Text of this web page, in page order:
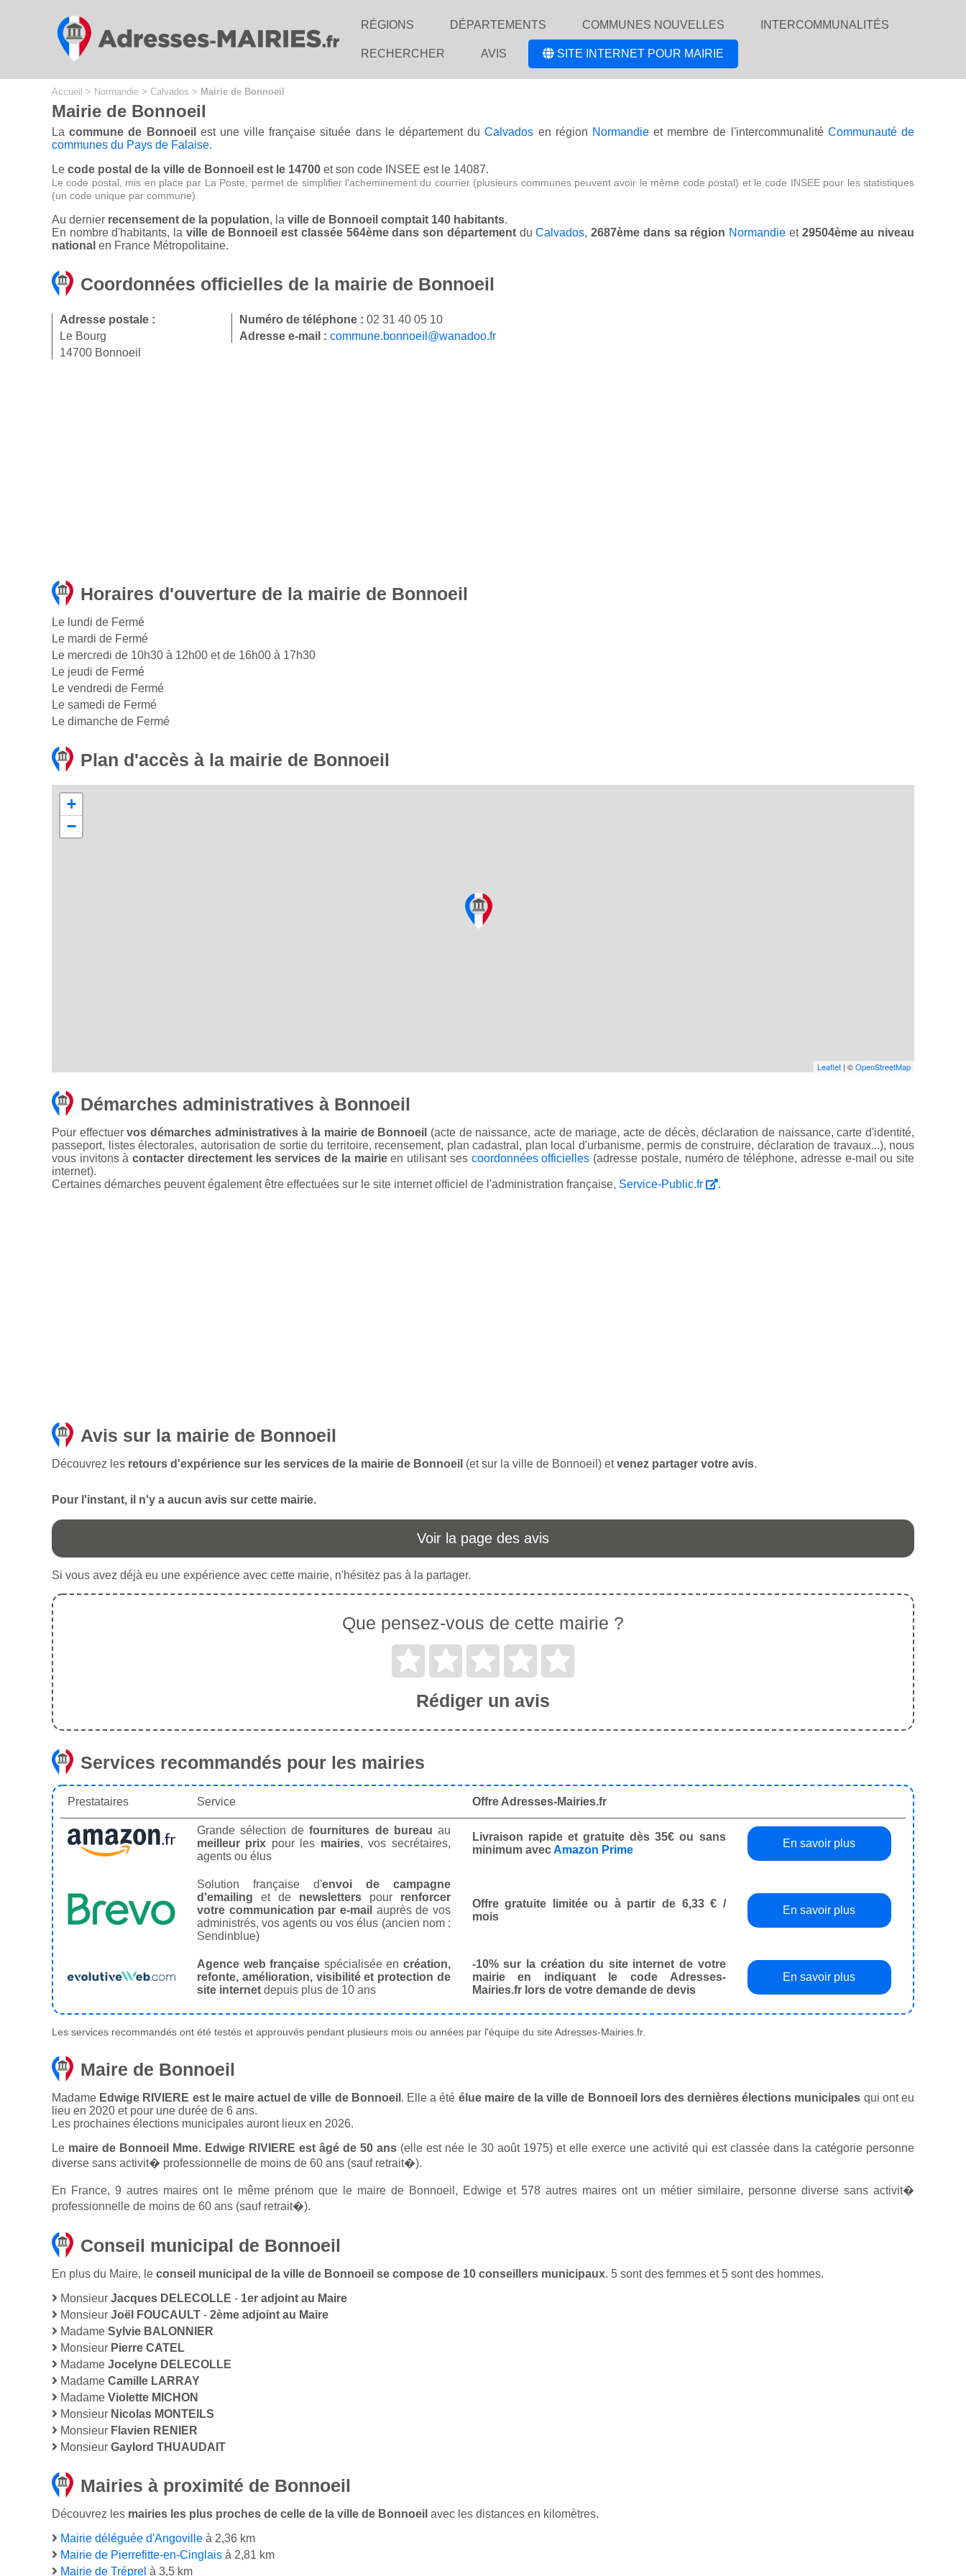
RÉGIONS DÉPARTEMENTS COMMUNES NOUVELLES INTERCOMMUNALITÉS
RECHERCHER AVIS SITE INTERNET POUR MAIRIE
Accueil > Normandie > Calvados > Mairie de Bonnoeil
Mairie de Bonnoeil
Lacommune de Bonnoeil est une ville française située dans le département duCalvados en région Normandieet membre de l'intercommunalité Communauté de
communes du Pays de Falaise.
Le code postal de la ville de Bonnoeil est le 14700 et son code INSEE est le 14087.
Le code postal, mis en place par La Poste, permet de simplifier l'acheminement du courrier (plusieurs communes peuvent avoir le même code postal) et le code INSEE pour les statistiques
(un code unique par commune).
Au dernier recensement de la population, la ville de Bonnoeil comptait 140 habitants.
En nombre d'habitants, la ville de Bonnoeil est classée 564ème dans son départementduCalvados,2687ème dans sa région Normandie et 29504ème au niveau
national en France Métropolitaine.
Coordonnées officielles de la mairie de Bonnoeil
Adresse postale :
Le Bourg
14700 Bonnoeil
Numéro de téléphone : 02 31 40 05 10
Adresse e-mail : commune.bonnoeil@wanadoo.fr
Horaires d'ouverture de la mairie de Bonnoeil
Le lundi de Fermé
Le mardi de Fermé
Le mercredi de 10h30 à 12h00 et de 16h00 à 17h30
Le jeudi de Fermé
Le vendredi de Fermé
Le samedi de Fermé
Le dimanche de Fermé
Plan d'accès à la mairie de Bonnoeil
+
−
Leaflet | ©OpenStreetMap
Démarches administratives à Bonnoeil
Pour effectuervos démarches administratives à la mairie de Bonnoeil (acte de naissance, acte de mariage, acte de décès, déclaration de naissance, carte d'identité,
passeport, listes électorales, autorisation de sortie du territoire, recensement, plan cadastral, plan local d'urbanisme, permis de construire, déclaration de travaux...), nous
vous invitons àcontacter directement les services de la mairieen utilisant ses coordonnées officielles (adresse postale, numéro de téléphone, adresse e-mail ou site
internet).
Certaines démarches peuvent également être effectuées sur le site internet officiel de l'administration française, Service-Public.fr .
Avis sur la mairie de Bonnoeil
Découvrez les retours d'expérience sur les services de la mairie de Bonnoeil (et sur la ville de Bonnoeil) etvenez partager votre avis.
Pour l'instant, il n'y a aucun avis sur cette mairie.
Voir la page des avis
Si vous avez déjà eu une expérience avec cette mairie, n'hésitez pas à la partager.
Que pensez-vous de cette mairie ?
Rédiger un avis
Services recommandés pour les mairies
Prestataires Service Offre Adresses-Mairies.fr
Grande sélection defournitures de bureau au
meilleur prix pour les mairies, vos secrétaires,
agents ou élus
Livraison rapide et gratuite dès 35€ ou sans
minimum avecAmazon Prime
En savoir plus
Solution française d'envoi de campagne
d'emailing et de newsletterspour renforcer
votre communication par e-mail auprès de vos
administrés, vos agents ou vos élus (ancien nom :
Sendinblue)
Offre gratuite limitée ou à partir de 6,33 € /
mois
En savoir plus
Agence web française spécialisée en création,
refonte, amélioration, visibilité et protection de
site internet depuis plus de 10 ans
-10% sur la création du site internet de votre
mairie en indiquant le code Adresses-
Mairies.fr lors de votre demande de devis
En savoir plus
Les services recommandés ont été testés et approuvés pendant plusieurs mois ou années par l'équipe du site Adresses-Mairies.fr.
Maire de Bonnoeil
Madame Edwige RIVIERE est le maire actuel de ville de Bonnoeil . Elle a été élue maire de la ville de Bonnoeil lors des dernières élections municipales qui ont eu
lieu en 2020 et pour une durée de 6 ans.
Les prochaines élections municipales auront lieux en 2026.
Le maire de Bonnoeil Mme. Edwige RIVIERE est âgé de 50 ans (elle est née le 30 août 1975) et elle exerce une activité qui est classée dans la catégorie personne
diverse sans activit� professionnelle de moins de 60 ans (sauf retrait�).
En France, 9 autres maires ont le même prénom que le maire de Bonnoeil, Edwige et 578 autres maires ont un métier similaire, personne diverse sans activit�
professionnelle de moins de 60 ans (sauf retrait�).
Conseil municipal de Bonnoeil
En plus du Maire, le conseil municipal de la ville de Bonnoeil se compose de 10 conseillers municipaux. 5 sont des femmes et 5 sont des hommes.
Monsieur Jacques DELECOLLE - 1er adjoint au Maire
Monsieur Joël FOUCAULT - 2ème adjoint au Maire
Madame Sylvie BALONNIER
Monsieur Pierre CATEL
Madame Jocelyne DELECOLLE
Madame Camille LARRAY
Madame Violette MICHON
Monsieur Nicolas MONTEILS
Monsieur Flavien RENIER
Monsieur Gaylord THUAUDAIT
Mairies à proximité de Bonnoeil
Découvrez les mairies les plus proches de celle de la ville de Bonnoeil avec les distances en kilomètres.
Mairie déléguée d'Angoville à 2,36 km
Mairie de Pierrefitte-en-Cinglais à 2,81 km
Mairie de Tréprel à 3,5 km